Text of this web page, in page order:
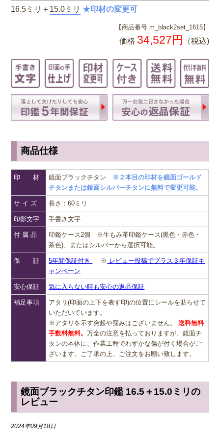
16.5ミリ＋ 15.0ミリ ★印材の変更可
【商品番号 m_black2set_1615】
価格 34,527円 （税込)
商品仕様
印 材 鏡面ブラックチタン
※２本目の印材を鏡面ゴールド
チタンまたは鏡面シルバーチタンに無料で変更可能。
サ イ ズ 長さ：60ミリ
印影文字 手書き文字
付 属 品
印鑑ケース2個 ※牛もみ革印鑑ケース(黒色・赤色・
茶色)、またはシルバーから選択可能。
保 証 5年間保証付き ※ レビュー投稿でプラス３年保証キ
ャンペーン
安心保証 気に入らない時も安心の返品保証
補足事項
アタリ(印面の上下を表す印)の位置にシールを貼らせて
いただいています。
※アタリを示す突起や窪みはございません。送料無料
手数料無料。万全の注意を払っておりますが、鏡面チ
タンの本体に、作業工程でわずかな傷が付く場合がご
ざいます。ご了承の上、ご注文をお願い致します。
鏡面ブラックチタン印鑑 16.5＋15.0ミリの
レビュー
2024年09月18日